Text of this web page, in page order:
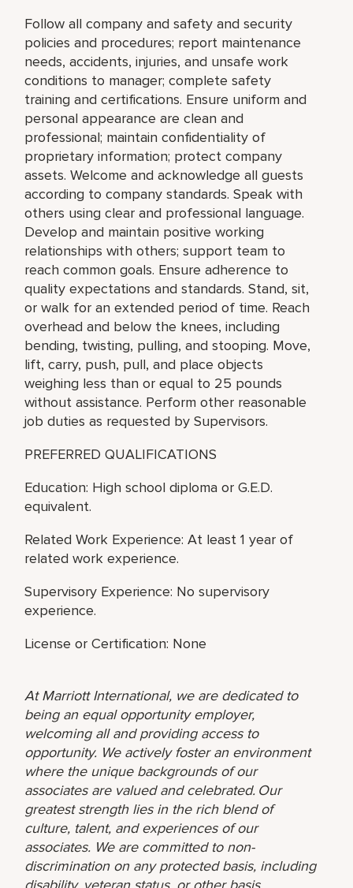
Follow all company and safety and security
policies and procedures; report maintenance
needs, accidents, injuries, and unsafe work
conditions to manager; complete safety
training and certifications. Ensure uniform and
personal appearance are clean and
professional; maintain confidentiality of
proprietary information; protect company
assets. Welcome and acknowledge all guests
according to company standards. Speak with
others using clear and professional language.
Develop and maintain positive working
relationships with others; support team to
reach common goals. Ensure adherence to
quality expectations and standards. Stand, sit,
or walk for an extended period of time. Reach
overhead and below the knees, including
bending, twisting, pulling, and stooping. Move,
lift, carry, push, pull, and place objects
weighing less than or equal to 25 pounds
without assistance. Perform other reasonable
job duties as requested by Supervisors.
PREFERRED QUALIFICATIONS
Education: High school diploma or G.E.D.
equivalent.
Related Work Experience: At least 1 year of
related work experience.
Supervisory Experience: No supervisory
experience.
License or Certification: None
At Marriott International, we are dedicated to
being an equal opportunity employer,
welcoming all and providing access to
opportunity. We actively foster an environment
where the unique backgrounds of our
associates are valued and celebrated. Our
greatest strength lies in the rich blend of
culture, talent, and experiences of our
associates. We are committed to non-
discrimination on any protected basis, including
disability, veteran status, or other basis